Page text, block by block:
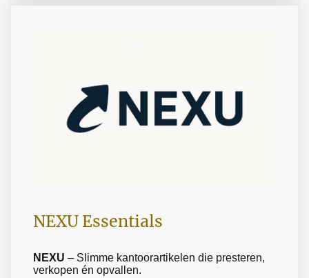
NEXU Essentials
NEXU – Slimme kantoorartikelen die presteren,
verkopen én opvallen.